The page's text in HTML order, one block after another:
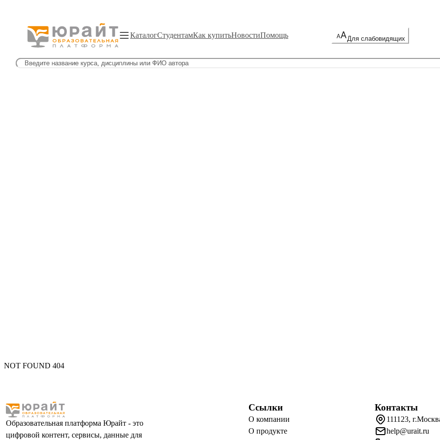
КаталогСтудентамКак купитьНовостиПомощь Для слабовидящих
NOT FOUND 404
Образовательная платформа Юрайт - это
цифровой контент, сервисы, данные для
Ссылки
О компании
О продукте
Контакты
111123,
help@urait.ru